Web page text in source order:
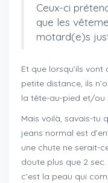
Ceux-ci
que les
motard(e)s
Et que lorsqu’ils
petite distance, ils
la tête-au-pied et/ou
Mais voilà, savais-tu
jeans normal est
une chute ne serait-
doute plus que 2
c’est la peau qui